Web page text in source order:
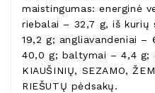
maistingumas: energinė
riebalai – 32,7 g, iš kurių
19,2 g; angliavandeniai –
40,0 g; baltymai – 4,4 g;
KIAUŠINIŲ, SEZAMO,
RIEŠUTŲ pėdsakų.